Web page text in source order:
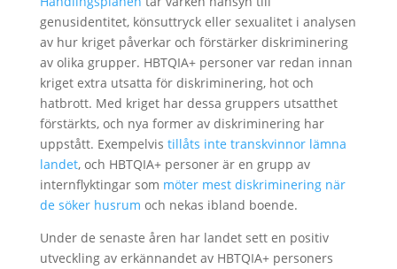
genusidentitet, könsuttryck eller sexualitet i analysen
av hur kriget påverkar och förstärker diskriminering
av olika grupper. HBTQIA+ personer var redan innan
kriget extra utsatta för diskriminering, hot och
hatbrott. Med kriget har dessa gruppers utsatthet
förstärkts, och nya former av diskriminering har
uppstått. Exempelvis tillåts inte transkvinnor lämna
landet, och HBTQIA+ personer är en grupp av
internflyktingar som möter mest diskriminering när
de söker husrum och nekas ibland boende.
Under de senaste åren har landet sett en positiv
utveckling av erkännandet av HBTQIA+ personers